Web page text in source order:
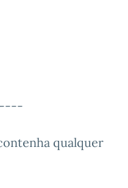
qualquer